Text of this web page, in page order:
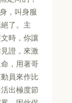
，叫身服
了。主
時，你讓
證，來激
，用著哥
員來作比
出極度節